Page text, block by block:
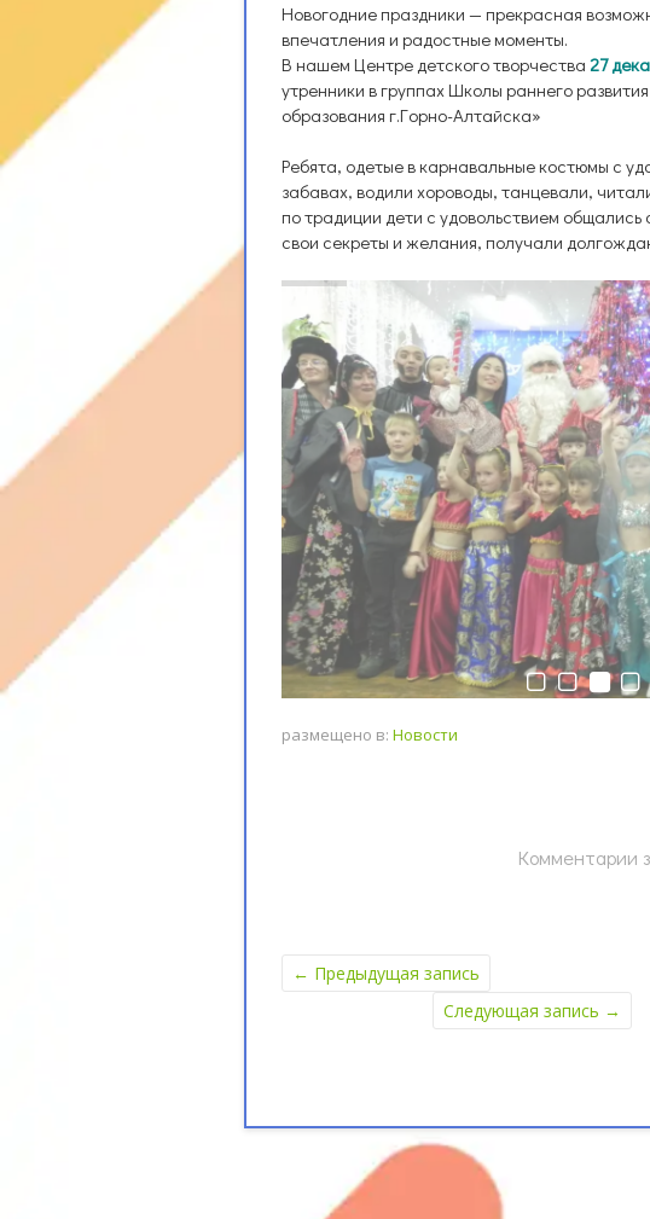
Новогодние праздники — прекрасная
впечатления и радостные моменты.
В нашем Центре детского творчества 27
утренники в группах Школы раннего
образования г.Горно-Алтайска»
Ребята, одетые в карнавальные костюмы с
забавах, водили хороводы, танцевали,
по традиции дети с удовольствием общались
свои секреты и желания, получали
размещено в: Новости
Комментарии
← Предыдущая запись
Следующая запись →